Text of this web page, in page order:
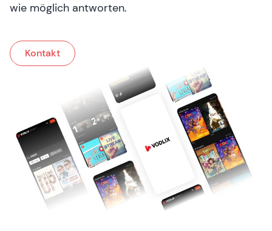
wie möglich antworten.
Kontakt